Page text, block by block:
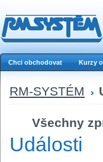
Chci obchodovat Kurzy
RM-SYSTÉM
Všechny
Události